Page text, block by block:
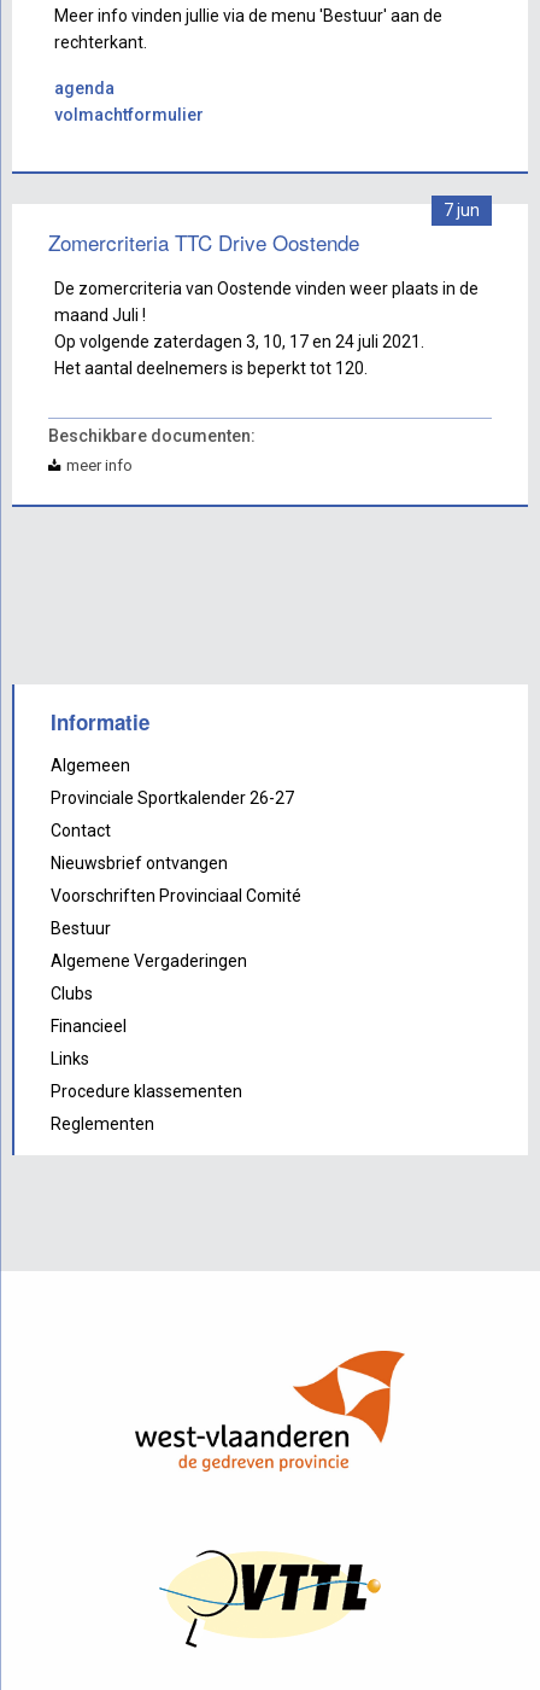
Meer info vinden jullie via de menu 'Bestuur' aan de
rechterkant.
agenda
volmachtformulier
Zomercriteria TTC Drive Oostende
7 jun
De zomercriteria van Oostende vinden weer plaats in de
maand Juli !
Op volgende zaterdagen 3, 10, 17 en 24 juli 2021.
Het aantal deelnemers is beperkt tot 120.
Beschikbare documenten:
meer info
Informatie
Algemeen
Provinciale Sportkalender 26-27
Contact
Nieuwsbrief ontvangen
Voorschriften Provinciaal Comité
Bestuur
Algemene Vergaderingen
Clubs
Financieel
Links
Procedure klassementen
Reglementen